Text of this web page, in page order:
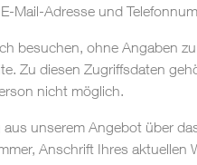
Mail-Adresse und
besuchen, ohne Angaben
Zu diesen Zugriffsdaten
nicht möglich.
aus unserem Angebot über
Anschrift Ihres